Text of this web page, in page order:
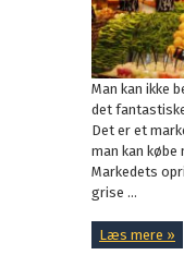
Man kan ikke
det
Det er et
man kan købe
Markedets
grise ...
Læs mere »